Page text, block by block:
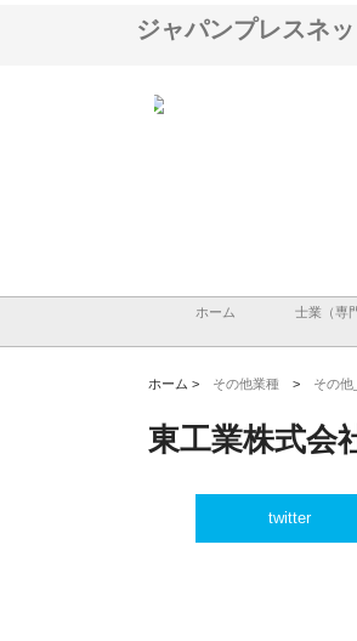
ジャパンプレスネッ
ホーム 士業（専
ホーム > その他業種 > その他
東工業株式会
twitter